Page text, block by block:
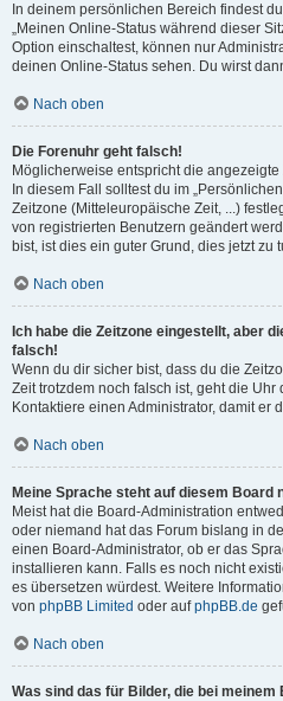
In deinem persönlichen Bereich findest
„Meinen Online-Status während dieser
Option einschaltest, können nur
deinen Online-Status sehen. Du wirst
Nach oben
Die Forenuhr geht falsch!
Möglicherweise entspricht die
In diesem Fall solltest du im
Zeitzone (Mitteleuropäische Zeit, ...)
von registrierten Benutzern geändert
bist, ist dies ein guter Grund, dies jetzt zu
Nach oben
Ich habe die Zeitzone eingestellt, aber
falsch!
Wenn du dir sicher bist, dass du die
Zeit trotzdem noch falsch ist, geht die
Kontaktiere einen Administrator, damit er
Nach oben
Meine Sprache steht auf diesem Board
Meist hat die Board-Administration
oder niemand hat das Forum bislang in
einen Board-Administrator, ob er das
installieren kann. Falls es noch nicht
es übersetzen würdest. Weitere
von phpBB Limited oder aufphpBB.de
Nach oben
Was sind das für Bilder, die bei